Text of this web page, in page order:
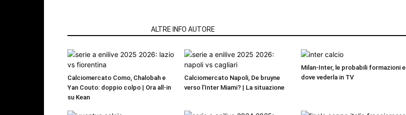
ALTRE INFO AUTORE
Calciomercato Como, Chalobah e
Yan Couto: doppio colpo | Ora all-in
su Kean
Calciomercato Napoli, De bruyne
verso l’Inter Miami? | La situazione
Milan-Inter, le probabili formazioni e
dove vederla in TV